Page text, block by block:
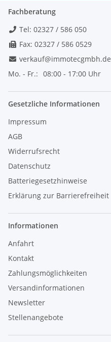
Fachberatung
Tel: 02327 / 586 050
Fax: 02327 / 586 0529
verkauf@immotecgmbh.de
Mo. - Fr.: 08:00 - 17:00 Uhr
Gesetzliche Informationen
Impressum
AGB
Widerrufsrecht
Datenschutz
Batteriegesetzhinweise
Erklärung zur Barrierefreiheit
Informationen
Anfahrt
Kontakt
Zahlungsmöglichkeiten
Versandinformationen
Newsletter
Stellenangebote